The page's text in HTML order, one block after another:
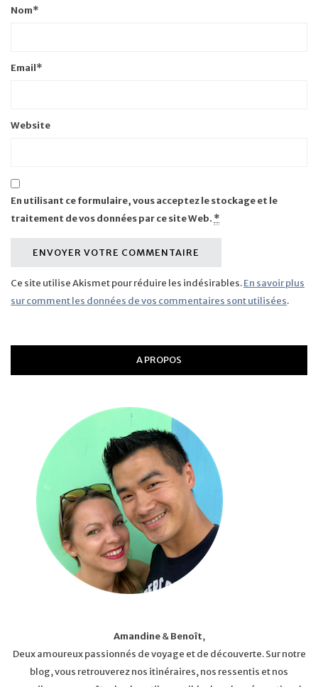
Nom*
Email*
Website
En utilisant ce formulaire, vous acceptez le stockage et le
traitement de vos données par ce site Web. *
Ce site utilise Akismet pour réduire les indésirables.En savoir plus
sur comment les données de vos commentaires sont utilisées.
A PROPOS
Amandine&Benoît,
Deux amoureux passionnés de voyage et de découverte. Sur notre
blog, vous retrouverez nos itinéraires, nos ressentis et nos